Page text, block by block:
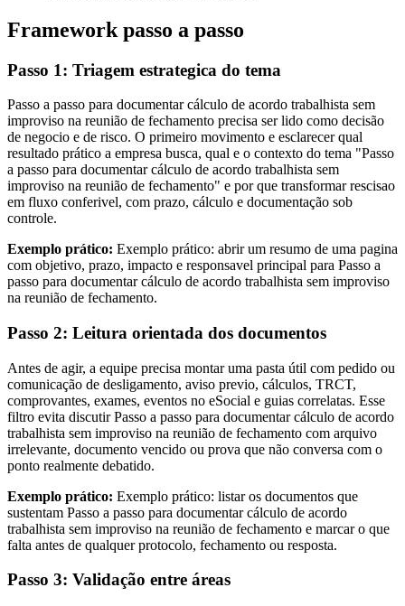
Framework passo a passo
Passo 1: Triagem estrategica do tema
Passo a passo para documentar cálculo de acordo trabalhista sem
improviso na reunião de fechamento precisa ser lido como decisão
de negocio e de risco. O primeiro movimento e esclarecer qual
resultado prático a empresa busca, qual e o contexto do tema "Passo
a passo para documentar cálculo de acordo trabalhista sem
improviso na reunião de fechamento" e por que transformar rescisao
em fluxo conferivel, com prazo, cálculo e documentação sob
controle.
Exemplo prático: Exemplo prático: abrir um resumo de uma pagina
com objetivo, prazo, impacto e responsavel principal para Passo a
passo para documentar cálculo de acordo trabalhista sem improviso
na reunião de fechamento.
Passo 2: Leitura orientada dos documentos
Antes de agir, a equipe precisa montar uma pasta útil com pedido ou
comunicação de desligamento, aviso previo, cálculos, TRCT,
comprovantes, exames, eventos no eSocial e guias correlatas. Esse
filtro evita discutir Passo a passo para documentar cálculo de acordo
trabalhista sem improviso na reunião de fechamento com arquivo
irrelevante, documento vencido ou prova que não conversa com o
ponto realmente debatido.
Exemplo prático: Exemplo prático: listar os documentos que
sustentam Passo a passo para documentar cálculo de acordo
trabalhista sem improviso na reunião de fechamento e marcar o que
falta antes de qualquer protocolo, fechamento ou resposta.
Passo 3: Validação entre áreas